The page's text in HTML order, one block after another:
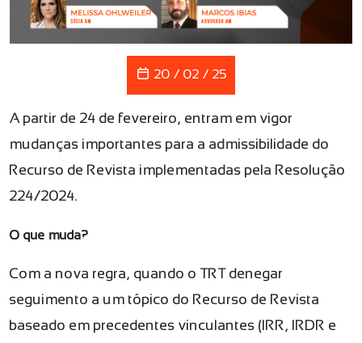
20 / 02 / 25
A partir de 24 de fevereiro, entram em vigor
mudanças importantes para a admissibilidade do
Recurso de Revista implementadas pela Resolução
224/2024.
O que muda?
Com a nova regra, quando o TRT denegar
seguimento a um tópico do Recurso de Revista
baseado em precedentes vinculantes (IRR, IRDR e